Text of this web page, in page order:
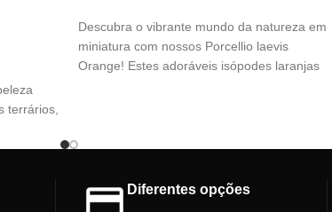
terrários,
Descubra o vibrante mundo da natureza em
miniatura com nossos Porcellio laevis
Orange! Estes adoráveis isópodes laranjas
Diferentes opções